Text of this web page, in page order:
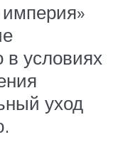
в условиях
уход